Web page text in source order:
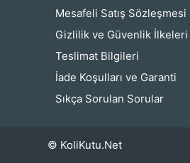
Mesafeli Satış Sözleşmesi
Gizlilik ve Güvenlik İlkeleri
Teslimat Bilgileri
İade Koşulları ve Garanti
Sıkça Sorulan Sorular
© KoliKutu.Net